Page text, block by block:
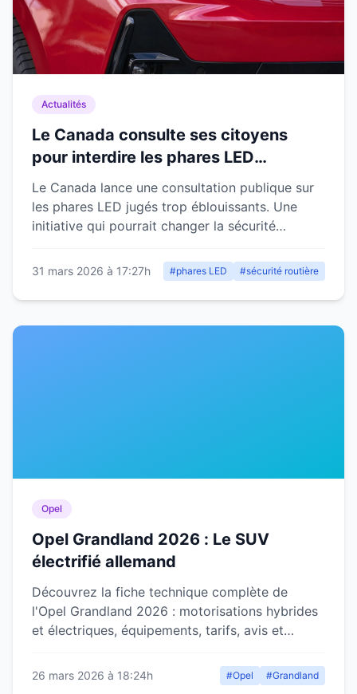
Actualités
Le Canada consulte ses citoyens
pour interdire les phares LED
éblouissants sur les routes
Le Canada lance une consultation publique sur
les phares LED jugés trop éblouissants. Une
initiative qui pourrait changer la sécurité
31 mars 2026 à 17:27h #phares LED #sécurité routière
Opel
Opel Grandland 2026 : Le SUV
électrifié allemand
Découvrez la fiche technique complète de
l'Opel Grandland 2026 : motorisations hybrides
et électriques, équipements, tarifs, avis et
26 mars 2026 à 18:24h #Opel #Grandland